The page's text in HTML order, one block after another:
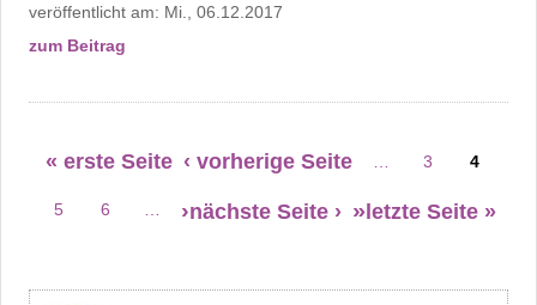
veröffentlicht am: Mi., 06.12.2017
zum Beitrag
Seitennummerierung
Erste Seite
« erste Seite Vorherige Seite
‹ vorherige Seite Seite
3
Seite
4
Seite
5
Seite
6 nächste Seite › letzte Seite »